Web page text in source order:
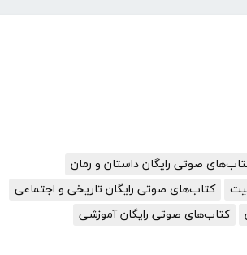
صوتی رایگان داستان و رمان
کتاب‌های صوتی رایگان تاریخی و اجتماعی
کتاب‌های صوتی رایگان آموزشی